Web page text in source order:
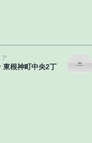
ア
東根神町中央2丁